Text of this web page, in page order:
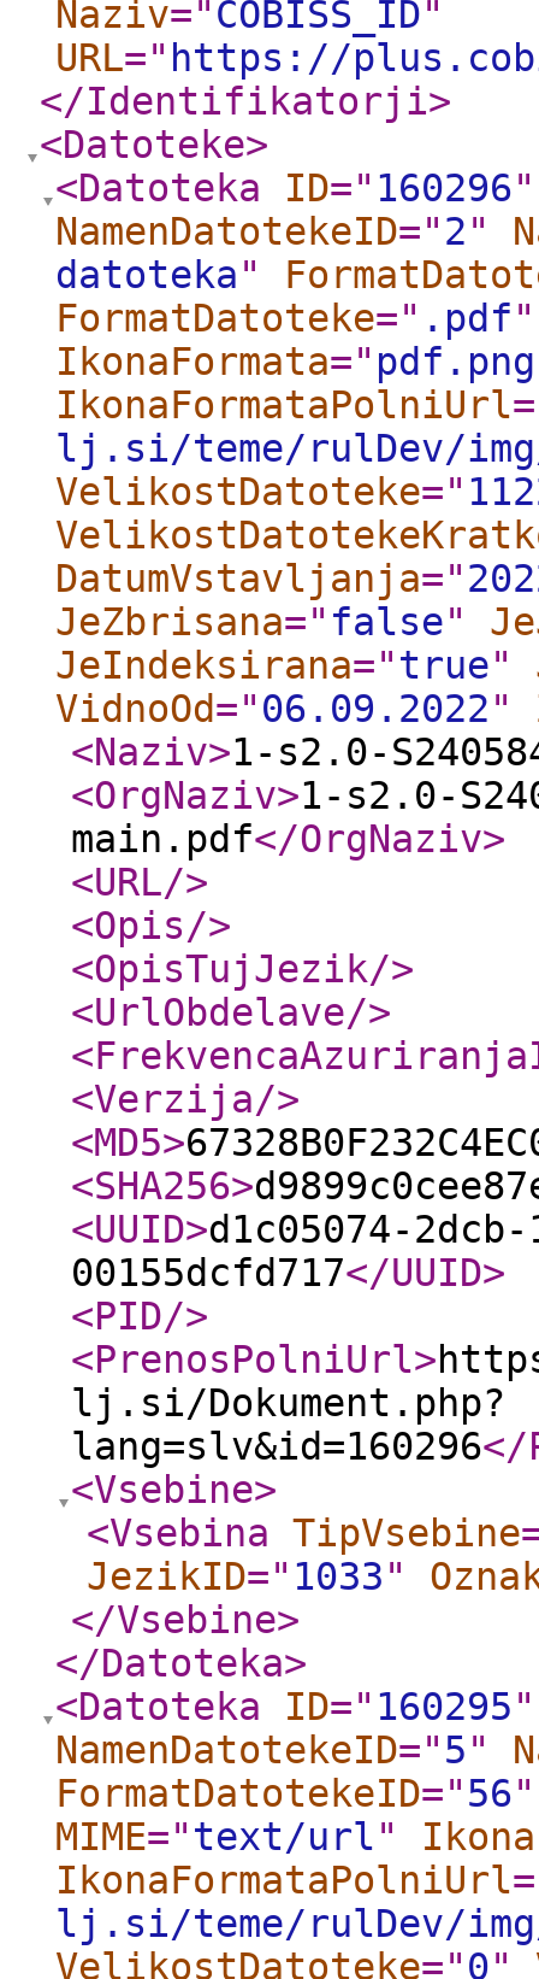
Naziv="COBISS_ID"
URL=" https://
</Identifikatorji>
<Datoteke>
<Datoteka
ID=" 160296"
NamenDatotekeID="2"
datoteka"
FormatDatoteke=" .pdf"
IkonaFormata=" pdf.png
IkonaFormataPolniUrl
lj.si/teme/rulDev/
VelikostDatoteke="
DatumVstavljanja="
JeZbrisana=" false"
JeIndeksirana="true"
VidnoOd="06.09.2022"
<Naziv>1-s2.0-
<OrgNaziv>1-s2.0-
main.pdf</OrgNaziv>
<URL/>
<Opis/>
<OpisTujJezik/>
<UrlObdelave/>
<Verzija/>
<MD5>
<SHA256>
<UUID>d1c05074-
00155dcfd717</UUID>
<PID/>
<PrenosPolniUrl>
lj.si/Dokument.php?
lang=slv&id=160296</
<Vsebine>
<Vsebina TipVsebine
JezikID=" 1033"
</Vsebine>
</Datoteka>
<Datoteka
ID=" 160295"
NamenDatotekeID="5"
FormatDatotekeID="56"
MIME="text/url"
IkonaFormataPolniUrl
lj.si/teme/rulDev/
VelikostDatoteke="0"